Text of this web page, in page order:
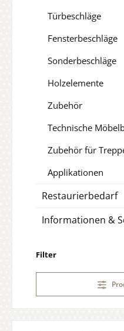
Türbeschläge
Fensterbeschläge
Sonderbeschläge
Holzelemente
Zubehör
Technische
Zubehör für
Applikationen
Restaurierbedarf
Informationen &
Filter